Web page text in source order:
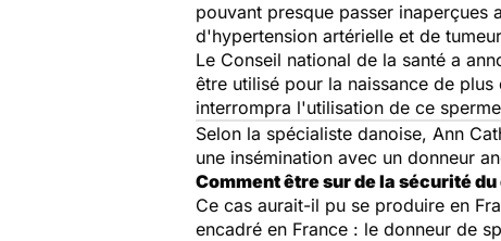
pouvant presque passer
d'hypertension artérielle et de
Le Conseil national de la santé a
être utilisé pour la naissance de
interrompra l'utilisation de ce
Selon la spécialiste danoise, Ann
une insémination avec un donneur
Comment être sur de la sécurité du
Ce cas aurait-il pu se produire en
encadré en France : le donneur de